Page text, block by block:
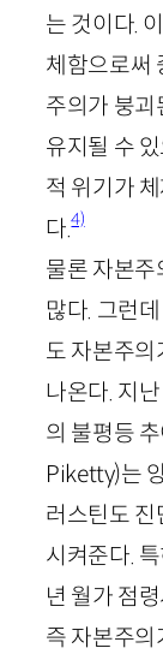
는 것이다.
체함으로써
주의가 붕괴
유지될 수
적 위기가
다.4)
물론 자본주
많다. 그런
도 자본주의
나온다. 지난
의 불평등
Piketty)는
러스틴도 진
시켜준다. 특
년 월가 점
즉 자본주의